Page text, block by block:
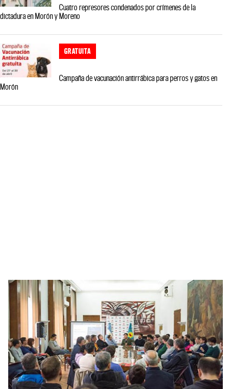
Cuatro represores condenados por crímenes de la
dictadura en Morón y Moreno
GRATUITA
Campaña de vacunación antirrábica para perros y gatos en
Morón